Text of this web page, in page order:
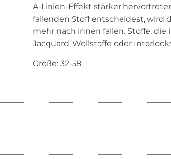
A-Linien-Effekt stärker
fallenden Stoff entscheidest, wird
mehr nach innen fallen. Stoffe, die
Jacquard, Wollstoffe oder
Größe: 32-58